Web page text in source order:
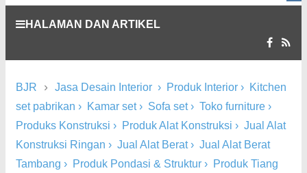
HALAMAN DAN ARTIKEL
BJR › Jasa Desain Interior › Produk Interior › Kitchen
set pabrikan › Kamar set› Sofa set› Toko furniture ›
Produks Konstruksi › Produk Alat Konstruksi › Jual Alat
Konstruksi Ringan › Jual Alat Berat› Jual Alat Berat
Tambang › Produk Pondasi & Struktur › Produk Tiang